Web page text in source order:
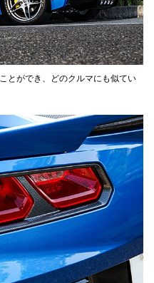
とができ、どのクルマにも似てい